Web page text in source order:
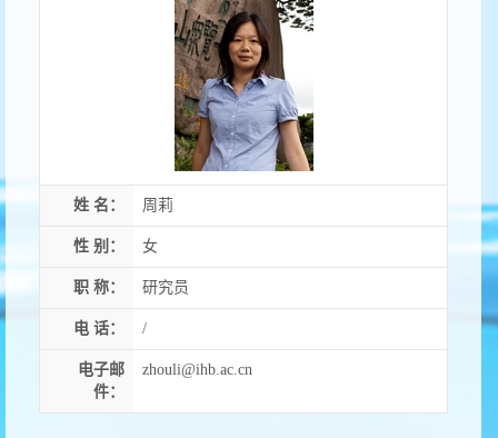
姓 名： 周莉
性 别： 女
职 称： 研究员
电 话： /
电子邮
件：
zhouli@ihb.ac.cn